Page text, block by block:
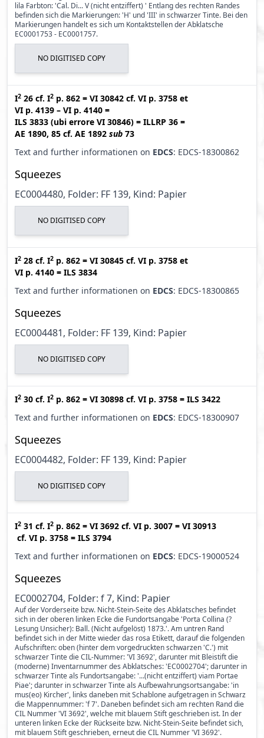
lila Farbton: 'Cal. Di... V (nicht entziffert) ' Entlang des rechten Randes
befinden sich die Markierungen: 'H' und 'III' in schwarzer Tinte. Bei den
Markierungen handelt es sich um Kontaktstellen der Abklatsche
EC0001753 - EC0001757.
NO DIGITISED COPY
I2 26 cf. I2 p. 862 = VI 30842 cf. VI p. 3758 et
VI p. 4139 – VI p. 4140 =
ILS 3833 (ubi errore VI 30846) = ILLRP 36 =
AE 1890, 85 cf. AE 1892 sub 73
Text and further informationen on EDCS: EDCS-18300862
Squeezes
EC0004480, Folder: FF 139, Kind: Papier
NO DIGITISED COPY
I2 28 cf. I2 p. 862 = VI 30845 cf. VI p. 3758 et
VI p. 4140 = ILS 3834
Text and further informationen on EDCS: EDCS-18300865
Squeezes
EC0004481, Folder: FF 139, Kind: Papier
NO DIGITISED COPY
I2 30 cf. I2 p. 862 = VI 30898 cf. VI p. 3758 = ILS 3422
Text and further informationen on EDCS: EDCS-18300907
Squeezes
EC0004482, Folder: FF 139, Kind: Papier
NO DIGITISED COPY
I2 31 cf. I2 p. 862 = VI 3692 cf. VI p. 3007 = VI 30913
cf. VI p. 3758 = ILS 3794
Text and further informationen on EDCS: EDCS-19000524
Squeezes
EC0002704, Folder: f 7, Kind: Papier
Auf der Vorderseite bzw. Nicht-Stein-Seite des Abklatsches befindet
sich in der oberen linken Ecke die Fundortsangabe 'Porta Collina (?
Lesung Unsicher): Ball. (Nicht aufgelöst) 1873.'. Am untren Rand
befindet sich in der Mitte wieder das rosa Etikett, darauf die folgenden
Aufschriften: oben (hinter dem vorgedruckten schwarzen 'C.') mit
schwarzer Tinte die CIL-Nummer: 'VI 3692', darunter mit Bleistift die
(moderne) Inventarnummer des Abklatsches: 'EC0002704'; darunter in
schwarzer Tinte als Fundortsangabe: '...(nicht entziffert) viam Portae
Piae'; darunter in schwarzer Tinte als Aufbewahrungsortsangabe: 'in
mus(eo) Kircher', links daneben mit Schablone aufgetragen in Schwarz
die Mappennummer: 'f 7'. Daneben befindet sich am rechten Rand die
CIL Nummer 'VI 3692', welche mit blauem Stift geschrieben ist. In der
unteren linken Ecke der Rückseite bzw. Nicht-Stein-Seite befindet sich,
mit blauem Stift geschrieben, erneut die CIL Nummer 'VI 3692'.